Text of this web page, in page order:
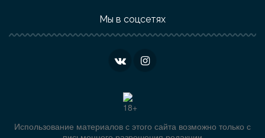
Мы в соцсетях
Использование материалов с этого сайта возможно только с